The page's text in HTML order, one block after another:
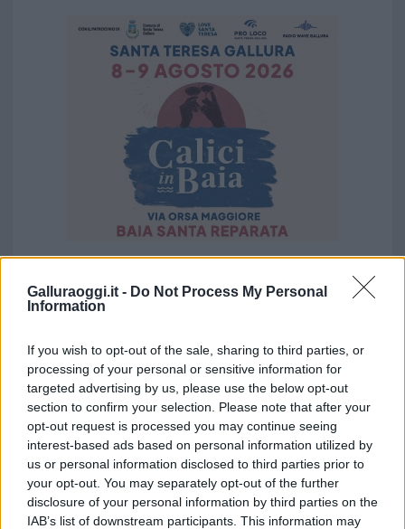
Galluraoggi.it - Do Not Process My Personal
Information
If you wish to opt-out of the sale, sharing to third parties, or
processing of your personal or sensitive information for
targeted advertising by us, please use the below opt-out
section to confirm your selection. Please note that after your
opt-out request is processed you may continue seeing
interest-based ads based on personal information utilized by
us or personal information disclosed to third parties prior to
your opt-out. You may separately opt-out of the further
disclosure of your personal information by third parties on the
IAB’s list of downstream participants. This information may
Vuoi rimuovere le pubblicità nazionali?
cliccandoqui
Sei già abbonato?
Puoi effettuare l'accesso andando nella
sezioneLogindal menù del sito o
cliccandoqui